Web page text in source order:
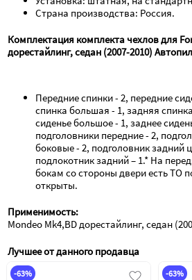
Страна производства: Россия.
Комплектация комплекта чехлов для
дорестайлинг, седан (2007-2010)
Передние спинки - 2, передние
спинка большая - 1, задняя
сиденье большое - 1, заднее
подголовники передние - 2,
боковые - 2, подголовник задний
подлокотник задний – 1.* На
бокам со стороны двери есть ТО
открыты.
Применимость:
Mondeo Mk4,BD дорестайлинг, седан
Лучшее от данного продавца
-63%
-63%